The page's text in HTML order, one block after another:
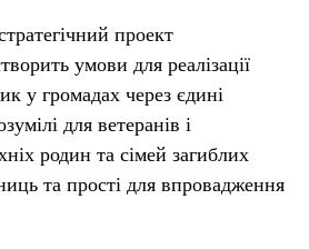
проект
умови для реалізації
у громадах через єдині
для ветеранів і
родин та сімей загиблих
та прості для впровадження